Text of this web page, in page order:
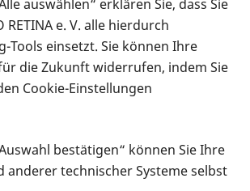
auswählen“ erklären Sie, dass Sie
e. V. alle hierdurch
Tools einsetzt. Sie können Ihre
die Zukunft widerrufen, indem Sie
Cookie-Einstellungen
bestätigen“ können Sie Ihre
anderer technischer Systeme selbst